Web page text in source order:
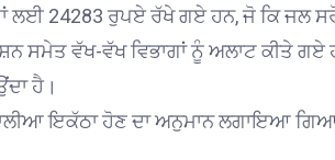
ਲਈ 24283 ਰੁਪਏ ਰੱਖੇ ਗਏ ਹਨ, ਜੋ ਕਿ ਜਲ
ਸਮੇਤ ਵੱਖ-ਵੱਖ ਵਿਭਾਗਾਂ ਨੂੰ ਅਲਾਟ ਕੀਤੇ ਗਏ
ਹੈ।
ਇਕੱਠਾ ਹੋਣ ਦਾ ਅਨੁਮਾਨ ਲਗਾਇਆ